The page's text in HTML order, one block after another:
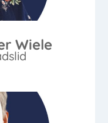
Wiele